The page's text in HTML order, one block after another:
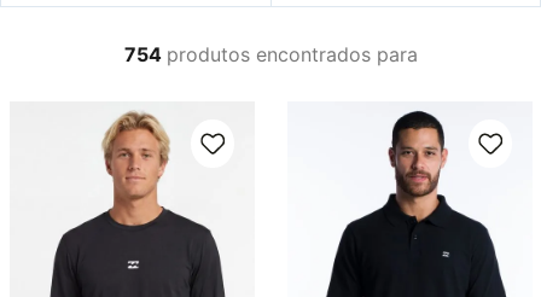
754 produtos